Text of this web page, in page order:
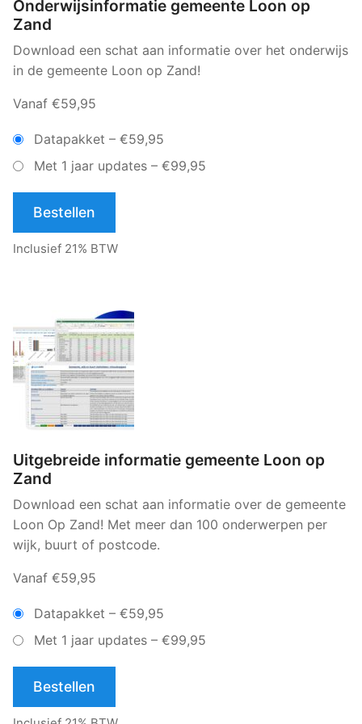
Onderwijsinformatie gemeente Loon op
Zand
Download een schat aan informatie over het onderwijs
in de gemeente Loon op Zand!
Vanaf €59,95
Datapakket – €59,95
Met 1 jaar updates – €99,95
Bestellen
Inclusief 21% BTW
Uitgebreide informatie gemeente Loon op
Zand
Download een schat aan informatie over de gemeente
Loon Op Zand! Met meer dan 100 onderwerpen per
wijk, buurt of postcode.
Vanaf €59,95
Datapakket – €59,95
Met 1 jaar updates – €99,95
Bestellen